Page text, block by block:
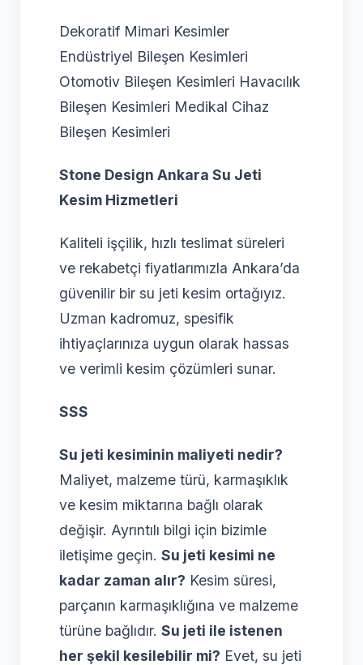
Dekoratif Mimari Kesimler
Endüstriyel Bileşen Kesimleri
Otomotiv Bileşen Kesimleri Havacılık
Bileşen Kesimleri Medikal Cihaz
Bileşen Kesimleri
Stone Design Ankara Su Jeti
Kesim Hizmetleri
Kaliteli işçilik, hızlı teslimat süreleri
ve rekabetçi fiyatlarımızla Ankara’da
güvenilir bir su jeti kesim ortağıyız.
Uzman kadromuz, spesifik
ihtiyaçlarınıza uygun olarak hassas
ve verimli kesim çözümleri sunar.
SSS
Su jeti kesiminin maliyeti nedir?
Maliyet, malzeme türü, karmaşıklık
ve kesim miktarına bağlı olarak
değişir. Ayrıntılı bilgi için bizimle
iletişime geçin. Su jeti kesimi ne
kadar zaman alır? Kesim süresi,
parçanın karmaşıklığına ve malzeme
türüne bağlıdır. Su jeti ile istenen
her şekil kesilebilir mi? Evet, su jeti